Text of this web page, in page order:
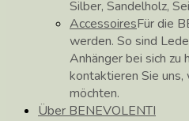
Silber, Sandelholz,
AccessoiresFür die
werden. So sind
Anhänger bei sich zu
kontaktieren Sie uns,
möchten.
Über BENEVOLENTI